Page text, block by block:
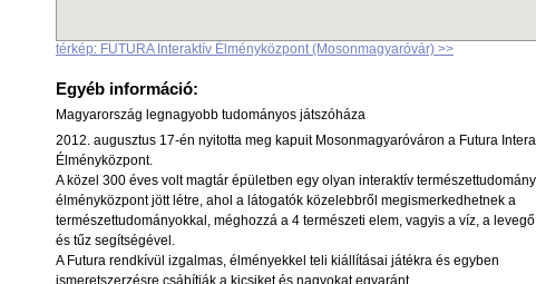
térkép: FUTURA Interaktív Élményközpont (Mosonmagyaróvár) >>
Egyéb információ:
Magyarország legnagyobb tudományos játszóháza
2012. augusztus 17-én nyitotta meg kapuit Mosonmagyaróváron a Futura
Élményközpont.
A közel 300 éves volt magtár épületben egy olyan interaktív
élményközpont jött létre, ahol a látogatók közelebbről megismerkedhetnek a
természettudományokkal, méghozzá a 4 természeti elem, vagyis a víz, a
és tűz segítségével.
A Futura rendkívül izgalmas, élményekkel teli kiállításai játékra és egyben
ismeretszerzésre csábítják a kicsiket és nagyokat egyaránt.